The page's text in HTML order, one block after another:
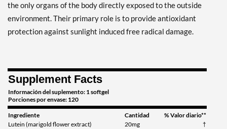
the only organs of the body directly exposed to the outside
environment. Their primary role is to provide antioxidant
protection against sunlight induced free radical damage.
Supplement Facts
Información del suplemento: 1 softgel
Porciones por envase: 120
Ingrediente Cantidad
% Valor diario**
Lutein (marigold flower extract)
20mg
†